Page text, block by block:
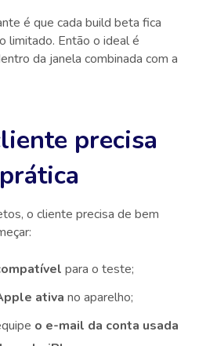
é que cada build beta fica
limitado. Então o ideal é
da janela combinada com a
precisa
o cliente precisa de bem
para o teste;
ativa no aparelho;
o e-mail da conta usada